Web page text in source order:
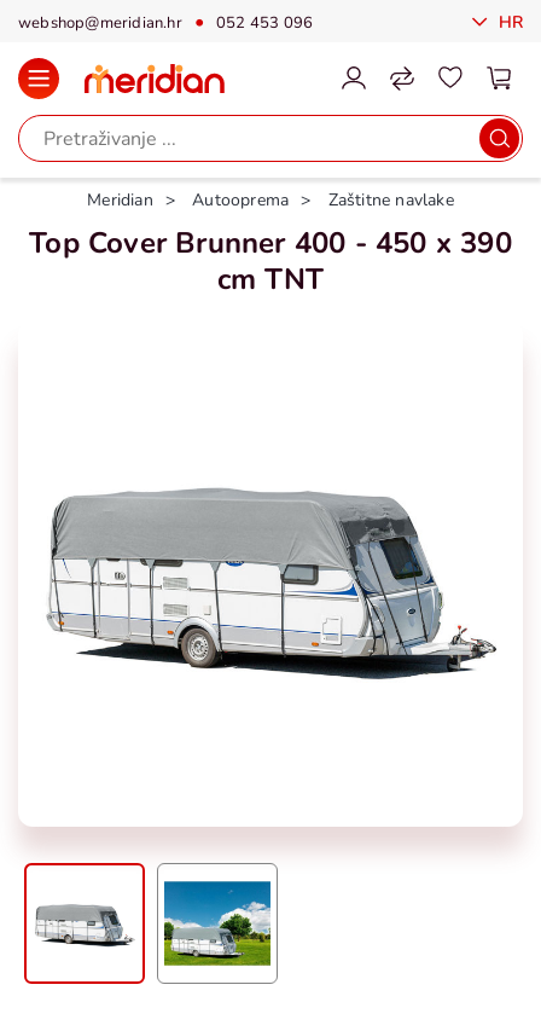
webshop@meridian.hr 052 453 096 HR
Meridian Autooprema Zaštitne navlake
Top Cover Brunner 400 - 450 x 390
cm TNT